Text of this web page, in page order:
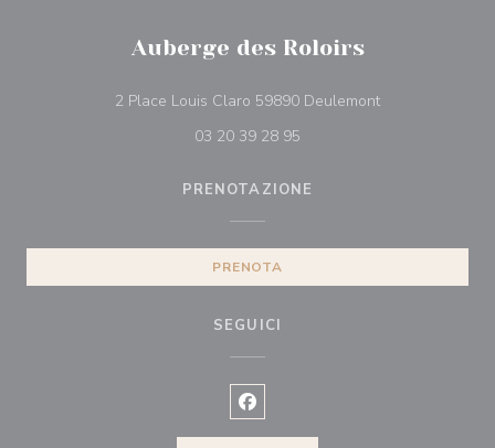
Auberge des Roloirs
2 Place Louis Claro 59890 Deulemont((apre una
03 20 39 28 95
PRENOTAZIONE
PRENOTA
SEGUICI
Facebook ((apre una nuova